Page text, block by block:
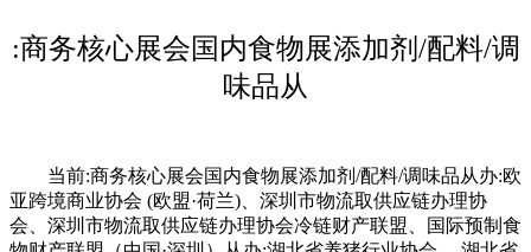
:商务核心展会国内食物展添加剂/配料/调
味品从
当前:商务核心展会国内食物展添加剂/配料/调味品从办:欧
亚跨境商业协会 (欧盟·荷兰)、深圳市物流取供应链办理协
会、深圳市物流取供应链办理协会冷链财产联盟、国际预制食